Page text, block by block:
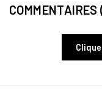
COMMENTAIRES